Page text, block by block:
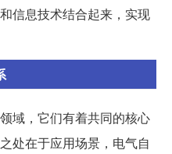
信息技术结合起来，实现
域，它们有着共同的核心
处在于应用场景，电气自